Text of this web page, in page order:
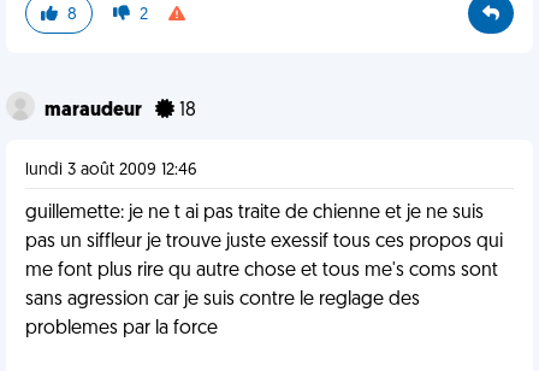
8 2
maraudeur 18
lundi 3 août 2009 12:46
guillemette: je ne t ai pas traite de chienne et je ne suis
pas un siffleur je trouve juste exessif tous ces propos qui
me font plus rire qu autre chose et tous me's coms sont
sans agression car je suis contre le reglage des
problemes par la force